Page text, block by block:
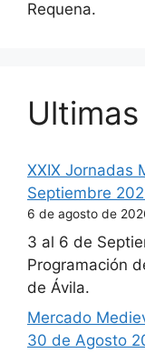
Requena.
XXIX Jornadas
Septiembre
6 de agosto de
3 al 6 de
Programación
de Ávila.
Mercado
30 de Agosto